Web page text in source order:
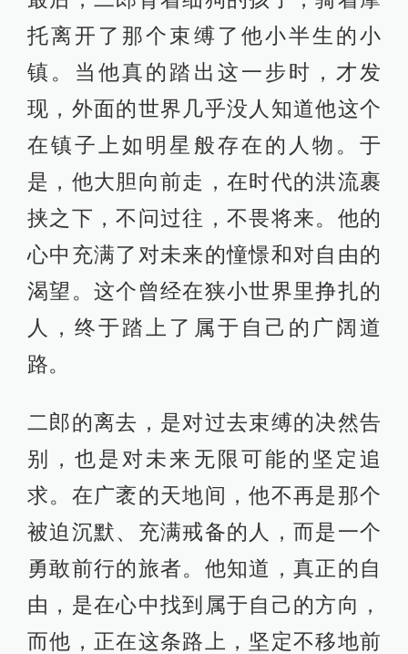
托离开了那个束缚了他小半生的小
镇。当他真的踏出这一步时，才发
现，外面的世界几乎没人知道他这个
在镇子上如明星般存在的人物。于
是，他大胆向前走，在时代的洪流裹
挟之下，不问过往，不畏将来。他的
心中充满了对未来的憧憬和对自由的
渴望。这个曾经在狭小世界里挣扎的
人，终于踏上了属于自己的广阔道
路。
二郎的离去，是对过去束缚的决然告
别，也是对未来无限可能的坚定追
求。在广袤的天地间，他不再是那个
被迫沉默、充满戒备的人，而是一个
勇敢前行的旅者。他知道，真正的自
由，是在心中找到属于自己的方向，
而他，正在这条路上，坚定不移地前